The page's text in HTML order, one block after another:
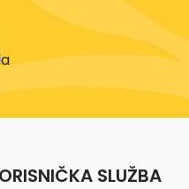
SLUŽBA